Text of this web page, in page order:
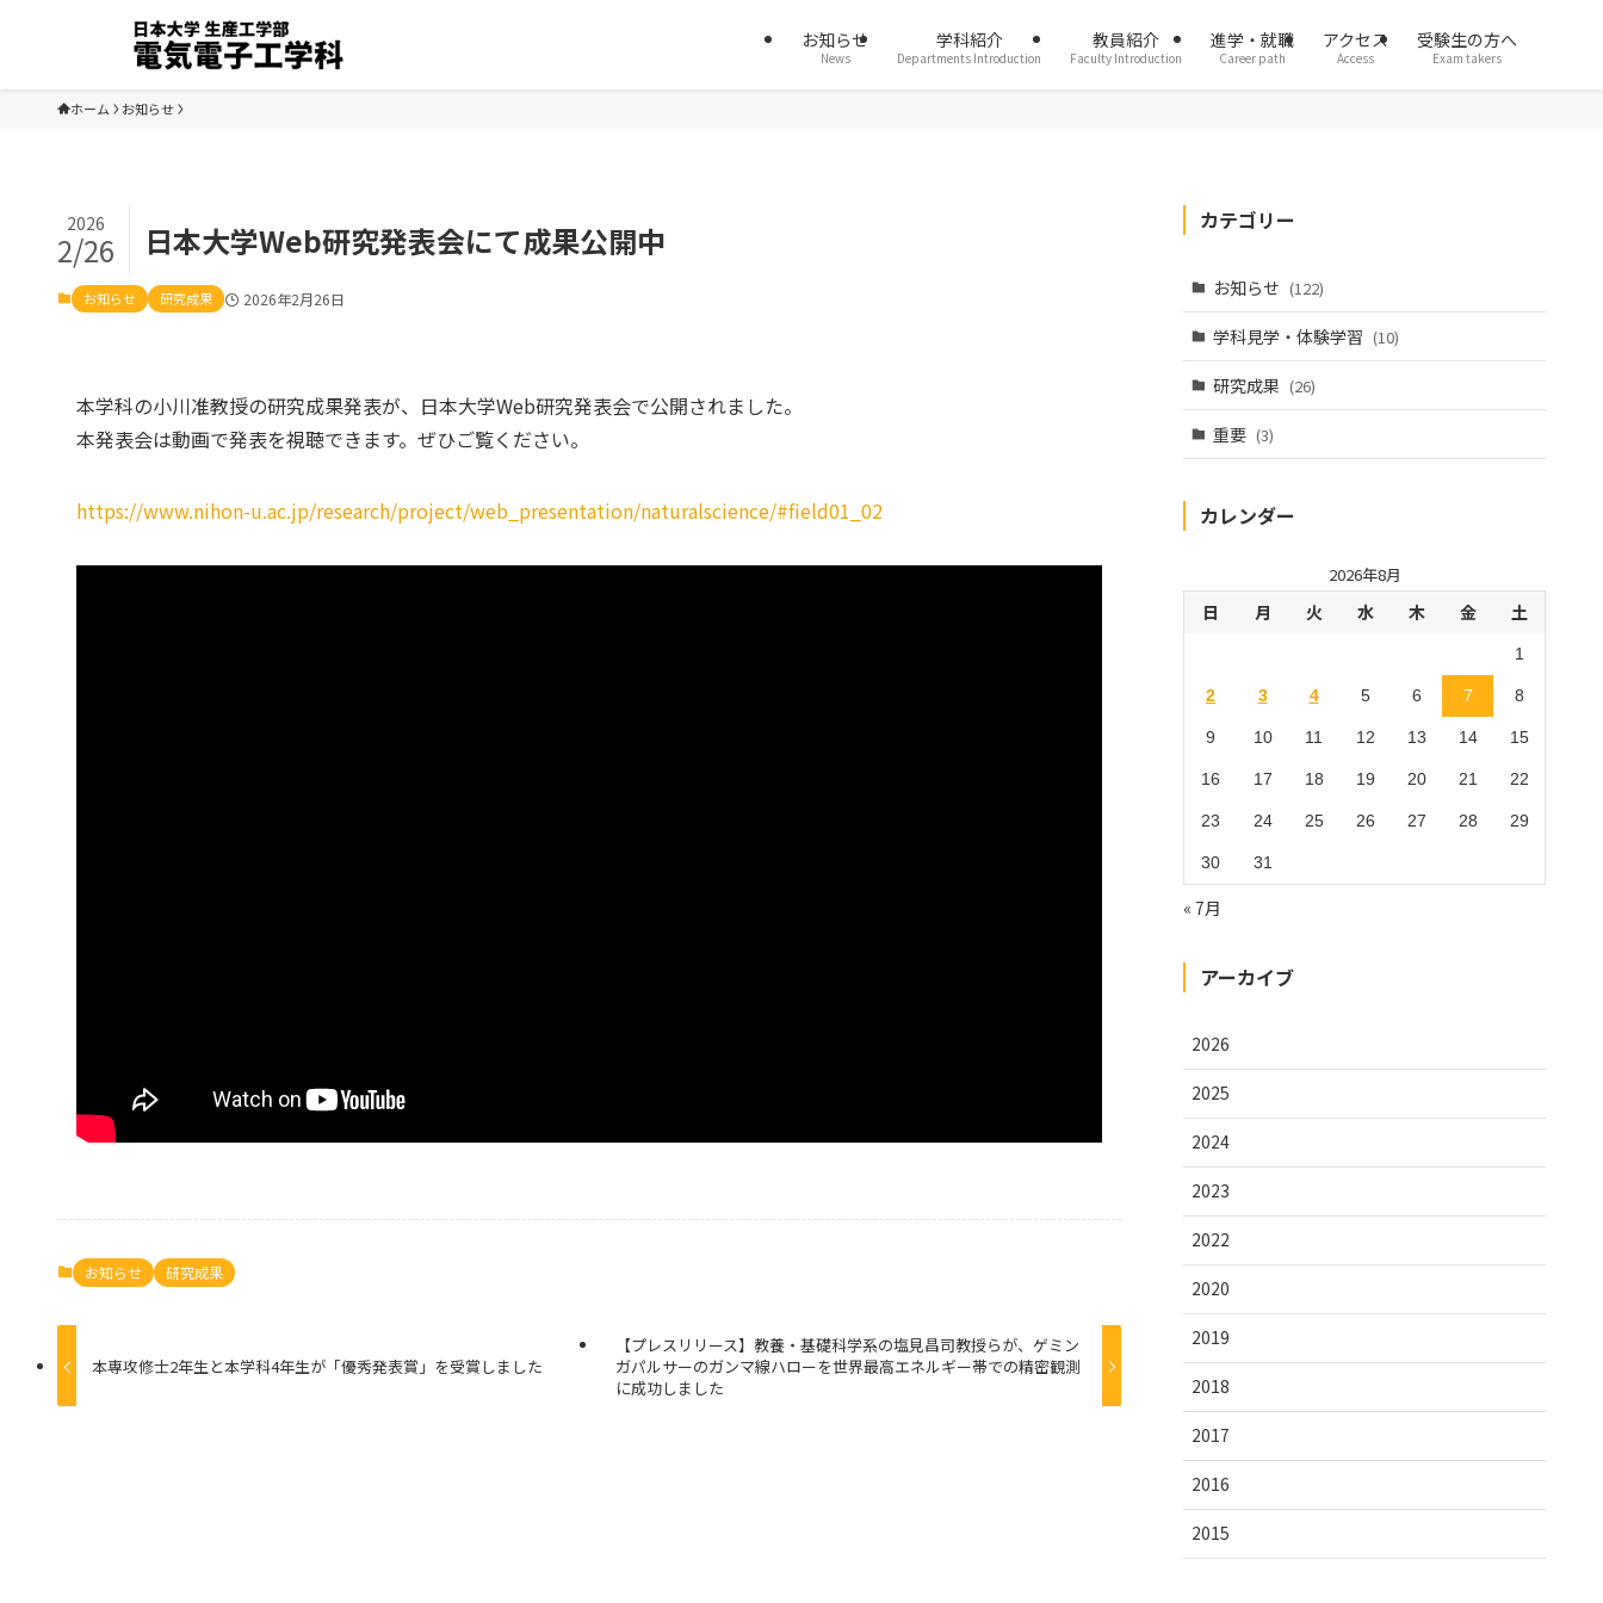
お知らせ
News
学科紹介
Departments Introduction
教員紹介
Faculty Introduction
進学・就職
Career path
アクセス
Access
受験生の方へ
Exam takers
ホーム お知らせ
日本大学Web研究発表会にて成果公開中
2026
2/26
お知らせ 研究成果 2026年2月26日
本学科の小川准教授の研究成果発表が、日本大学Web研究発表会で公開されました。
本発表会は動画で発表を視聴できます。ぜひご覧ください。
https://www.nihon-u.ac.jp/research/project/web_presentation/naturalscience/#field01_02
お知らせ 研究成果
本専攻修士2年生と本学科4年生が「優秀発表賞」を受賞しました
【プレスリリース】教養・基礎科学系の塩見昌司教授らが、ゲミン
ガパルサーのガンマ線ハローを世界最高エネルギー帯での精密観測
に成功しました
カテゴリー
お知らせ (122)
学科見学・体験学習 (10)
研究成果 (26)
重要 (3)
カレンダー
2026年8月
日 月 火 水 木 金 土
1
2 3 4 5 6 7 8
9 10 11 12 13 14 15
16 17 18 19 20 21 22
23 24 25 26 27 28 29
30 31
« 7月
アーカイブ
2026
2025
2024
2023
2022
2020
2019
2018
2017
2016
2015